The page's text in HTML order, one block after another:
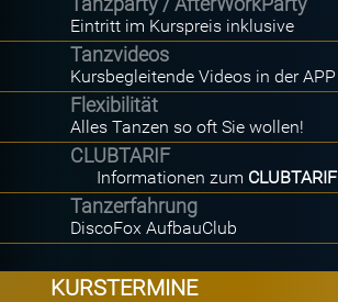
Eintritt im Kurspreis inklusive
Tanzvideos
Kursbegleitende Videos in der APP
Flexibilität
Alles Tanzen so oft Sie wollen!
CLUBTARIF
Informationen zum CLUBTARIF
Tanzerfahrung
DiscoFox AufbauClub
KURSTERMINE